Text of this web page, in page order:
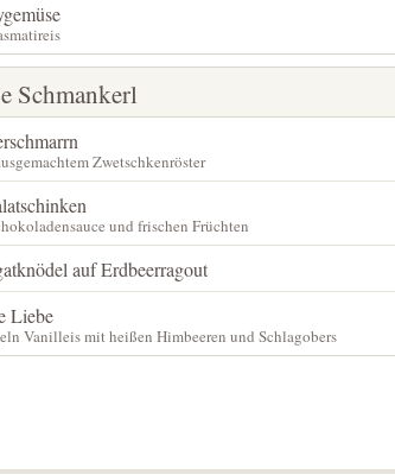
Schmankerl
Zwetschkenröster
und frischen Früchten
auf Erdbeerragout
Liebe
Vanilleis mit heißen Himbeeren und Schlagobers